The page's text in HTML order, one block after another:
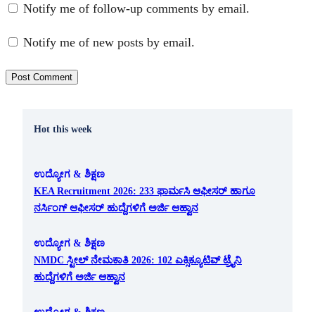
Notify me of follow-up comments by email.
Notify me of new posts by email.
Hot this week
ಉದ್ಯೋಗ & ಶಿಕ್ಷಣ
KEA Recruitment 2026: 233 ಫಾರ್ಮಸಿ ಆಫೀಸರ್ ಹಾಗೂ
ನರ್ಸಿಂಗ್ ಆಫೀಸರ್ ಹುದ್ದೆಗಳಿಗೆ ಅರ್ಜಿ ಆಹ್ವಾನ
ಉದ್ಯೋಗ & ಶಿಕ್ಷಣ
NMDC ಸ್ಟೀಲ್ ನೇಮಕಾತಿ 2026: 102 ಎಕ್ಸಿಕ್ಯೂಟಿವ್ ಟ್ರೈನಿ
ಹುದ್ದೆಗಳಿಗೆ ಅರ್ಜಿ ಆಹ್ವಾನ